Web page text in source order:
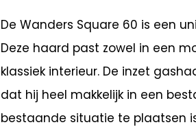
De Wanders Square 60 is een
Deze haard past zowel in een
klassiek interieur. De inzet
dat hij heel makkelijk in een
bestaande situatie te plaatsen